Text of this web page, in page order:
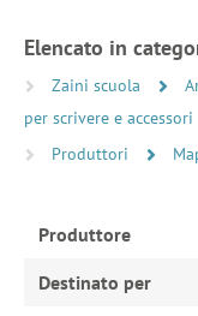
Elencato in
Zaini scuola
per scrivere e accessori
Produttori
Produttore
Destinato per